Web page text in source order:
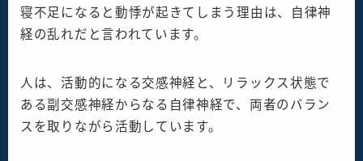
寝不足になると動悸が起きてしまう理由は、自律神
経の乱れだと言われています。
人は、活動的になる交感神経と、リラックス状態で
ある副交感神経からなる自律神経で、両者のバラン
スを取りながら活動しています。